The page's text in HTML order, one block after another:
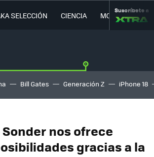
SELECCIÓN CIENCIA MOVILIDAD
Suscríbete a
Bill Gates Generación Z iPhone 18
nos ofrece
gracias a la